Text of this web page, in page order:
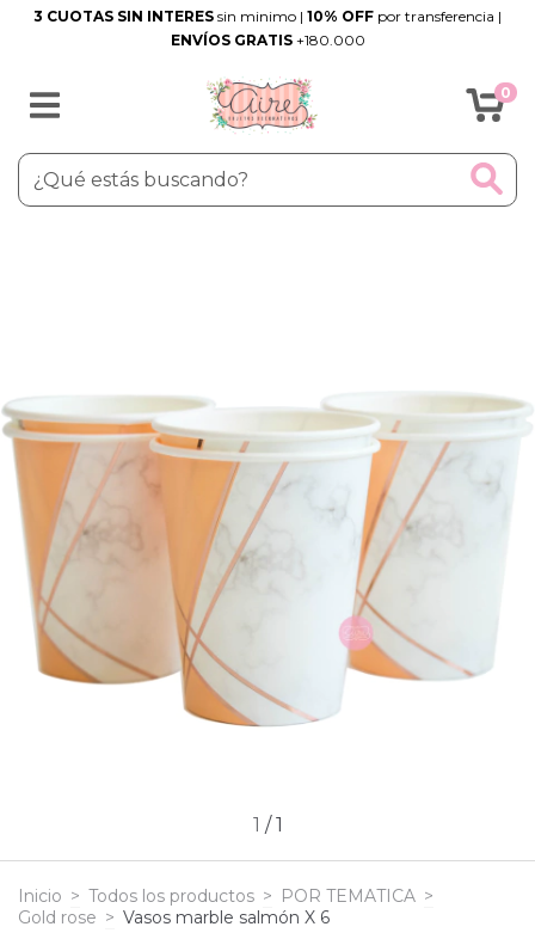
3 CUOTAS SIN INTERES sin minimo | 10% OFF por transferencia |
ENVÍOS GRATIS+180.000
0
1 /1
Inicio > Todos los productos > POR TEMATICA >
Gold rose > Vasos marble salmón X 6